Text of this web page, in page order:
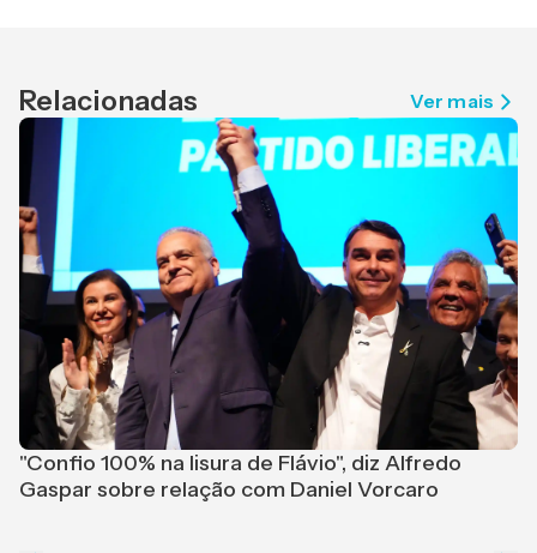
Relacionadas Ver mais
"Confio 100% na lisura de Flávio", diz Alfredo
Gaspar sobre relação com Daniel Vorcaro